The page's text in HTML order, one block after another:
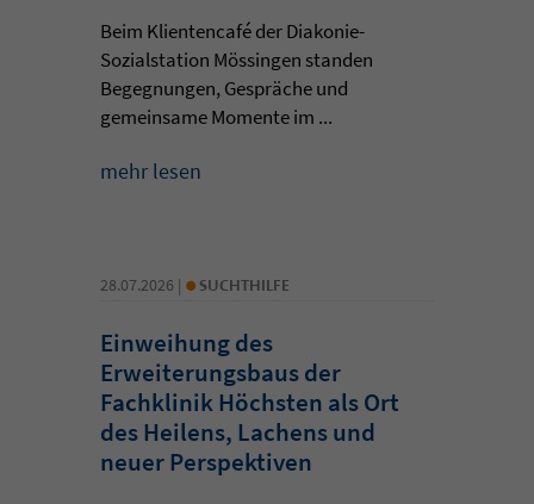
Beim Klientencafé der Diakonie-
Sozialstation Mössingen standen
Begegnungen, Gespräche und
gemeinsame Momente im ...
mehr lesen
28.07.2026 | • SUCHTHILFE
Einweihung des
Erweiterungsbaus der
Fachklinik Höchsten als Ort
des Heilens, Lachens und
neuer Perspektiven